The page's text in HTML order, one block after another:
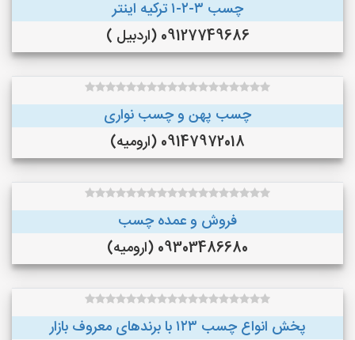
چسب ۳-۲-۱ ترکیه اینتر
09127749686 (اردبیل )
چسب پهن و چسب نواری
09147972018 (ارومیه)
فروش و عمده چسب
09303486680 (ارومیه)
پخش انواع چسب ۱۲۳ با برندهای معروف بازار